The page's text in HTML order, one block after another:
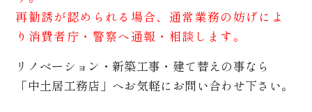
再勧誘が認められる場合、通常業務の妨げによ
り消費者庁・警察へ通報・相談します。
リノベーション・新築工事・建て替えの事なら
「中土居工務店」へお気軽にお問い合わせ下さい。